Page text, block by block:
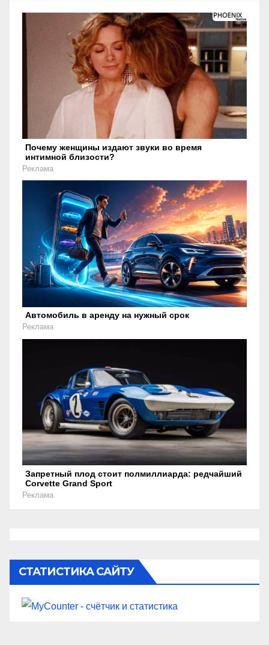
Почему женщины издают звуки во время
интимной близости?
Реклама
Автомобиль в аренду на нужный срок
Реклама
Запретный плод стоит полмиллиарда: редчайший
Corvette Grand Sport
Реклама
СТАТИСТИКА САЙТУ